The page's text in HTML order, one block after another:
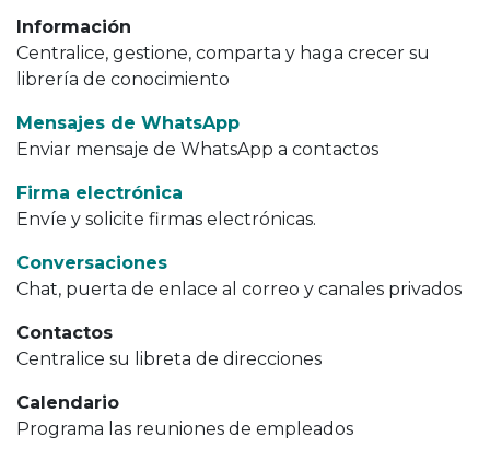
Información
Centralice, gestione, comparta y haga crecer su
librería de conocimiento
Mensajes de WhatsApp
Enviar mensaje de WhatsApp a contactos
Firma electrónica
Envíe y solicite firmas electrónicas.
Conversaciones
Chat, puerta de enlace al correo y canales privados
Contactos
Centralice su libreta de direcciones
Calendario
Programa las reuniones de empleados